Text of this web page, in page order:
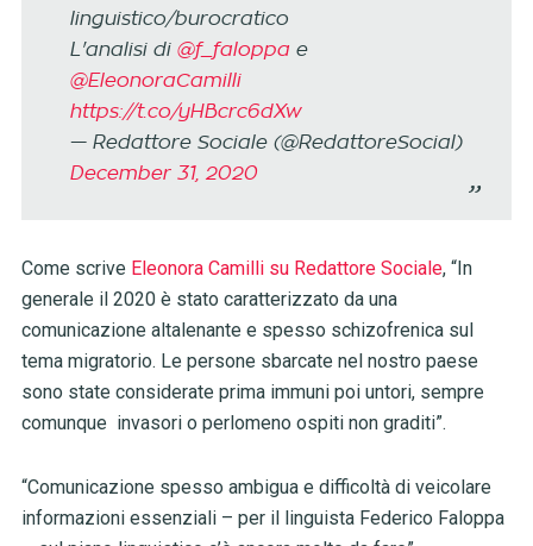
linguistico/burocratico
L'analisi di @f_faloppae
@EleonoraCamilli
https://t.co/yHBcrc6dXw
— Redattore Sociale (@RedattoreSocial)
December 31, 2020
Come scriveEleonora Camilli su Redattore Sociale, “In
generale il 2020 è stato caratterizzato da una
comunicazione altalenante e spesso schizofrenica sul
tema migratorio. Le persone sbarcate nel nostro paese
sono state considerate prima immuni poi untori, sempre
comunque invasori o perlomeno ospiti non graditi”.
“Comunicazione spesso ambigua e difficoltà di veicolare
informazioni essenziali – per il linguista Federico Faloppa